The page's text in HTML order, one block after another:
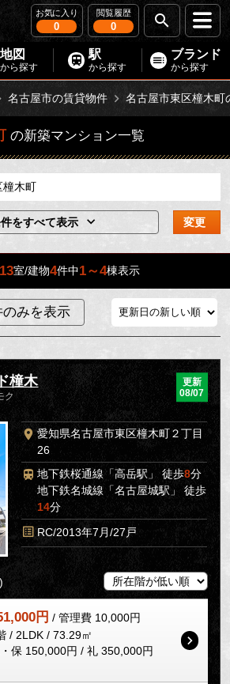
お気に入り
0
閲覧履歴
0
地図
から探す
駅
から探す
ブランド
から探す
名古屋市の賃貸物件 名古屋市東区橦木町
の新築マンション一覧
橦木町
をすべて表示 変更
13室/建物4件中1～4棟表示
みを表示
橦木
ク
更新
08/07
愛知県名古屋市東区橦木町２丁目
26
地下鉄桜通線「高岳駅」 徒歩8分
地下鉄名城線「名古屋城駅」 徒歩
14分
RC/2013年7月/27戸
)
円 / 管理費 10,000円
/ 2LDK / 73.29㎡
保 150,000円 / 礼 350,000円